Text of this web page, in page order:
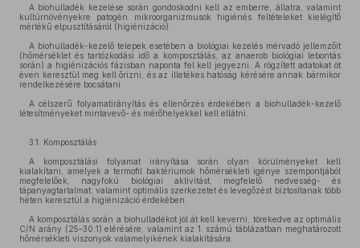
A biohulladék kezelése során gondoskodni kell az emberre, állatra, valamint
kultúrnövényekre patogén mikroorganizmusok higiénés feltételeket kielégítő
mértékű elpusztításáról (higiénizáció).
A biohulladék-kezelő telepek esetében a biológiai kezelés mérvadó jellemzőit
(hőmérséklet és tartózkodási idő a komposztálás, az anaerob biológiai lebontás
során) a higiénizációs fázisban naponta fel kell jegyezni. A rögzített adatokat öt
éven keresztül meg kell őrizni, és az illetékes hatóság kérésére annak bármikor
rendelkezésére bocsátani.
A célszerű folyamatirányítás és ellenőrzés érdekében a biohulladék-kezelő
létesítményeket mintavevő- és mérőhelyekkel kell ellátni.
3.1. Komposztálás
A komposztálási folyamat irányítása során olyan körülményeket kell
kialakítani, amelyek a termofil baktériumok hőmérsékleti igénye szempontjából
megfelelőek, nagyfokú biológiai aktivitást, megfelelő nedvesség- és
tápanyagtartalmat, valamint optimális szerkezetet és levegőzést biztosítanak több
héten keresztül a higiénizáció érdekében.
A komposztálás során a biohulladékot jól át kell keverni, törekedve az optimális
C/N arány (25–30:1) elérésére, valamint az 1. számú táblázatban meghatározott
hőmérsékleti viszonyok valamelyikének kialakítására.